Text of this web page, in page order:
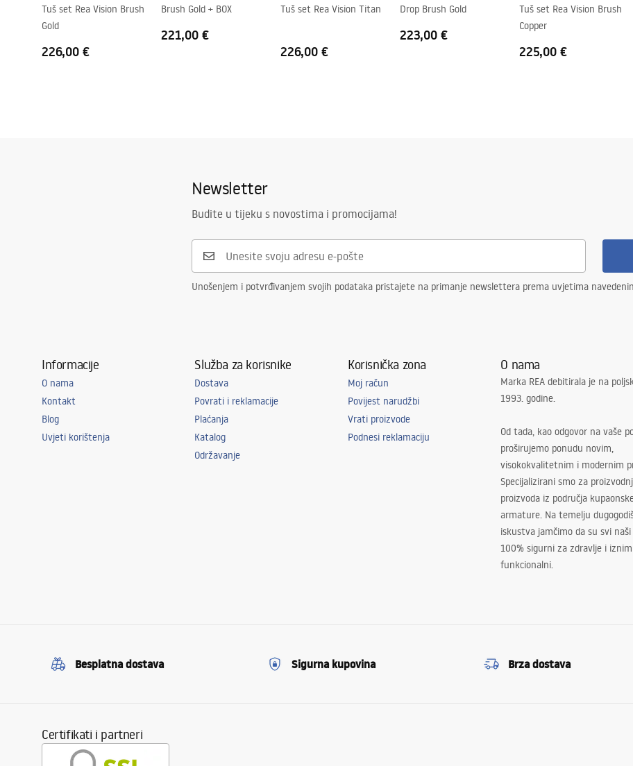
Tuš set Rea Vision Brush
Gold
226,00 €
Brush Gold + BOX
221,00 €
Tuš set Rea Vision Titan
226,00 €
Drop Brush Gold
223,00 €
Tuš set Rea Vision Brush
Copper
225,00 €
Newsletter
Budite u tijeku s novostima i promocijama!
Unošenjem i potvrđivanjem svojih podataka pristajete na primanje newslettera prema uvjetima
Informacije
O nama
Kontakt
Blog
Uvjeti korištenja
Služba za korisnike
Dostava
Povrati i reklamacije
Plaćanja
Katalog
Održavanje
Korisnička zona
Moj račun
Povijest narudžbi
Vrati proizvode
Podnesi reklamaciju
O nama
Marka REA debitirala je na
1993. godine.
Od tada, kao odgovor na vaše
proširujemo ponudu novim,
visokokvalitetnim i modernim
Specijalizirani smo za
proizvoda iz područja
armature. Na temelju
iskustva jamčimo da su svi
100% sigurni za zdravlje i
funkcionalni.
Besplatna dostava Sigurna kupovina Brza dostava
Certifikati i partneri